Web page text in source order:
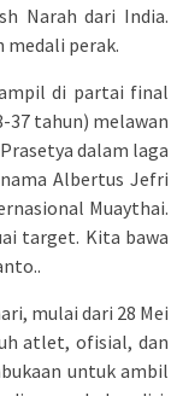
Narah dari India.
medali perak.
di partai final
37 tahun) melawan
dalam laga
Albertus Jefri
Muaythai.
target. Kita bawa
mulai dari 28 Mei
atlet, ofisial, dan
untuk ambil